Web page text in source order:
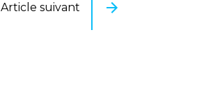
Article suivant